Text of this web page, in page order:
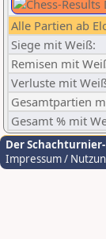
Alle Partien ab
Siege mit Weiß:
Remisen mit
Verluste mit
Gesamtpartien
Gesamt % mit
Der
Impressum /